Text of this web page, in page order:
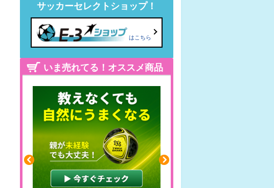
サッカーセレクトショップ！
はこちら
いま売れてる！オススメ商品